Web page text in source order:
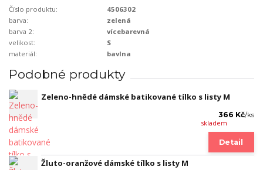
Číslo produktu:
4506302
barva:
zelená
barva 2:
vícebarevná
velikost:
S
materiál:
bavlna
Podobné produkty
Zeleno-hnědé dámské batikované tílko s listy M
366 Kč/ks
skladem
Detail
Žluto-oranžové dámské tílko s listy M